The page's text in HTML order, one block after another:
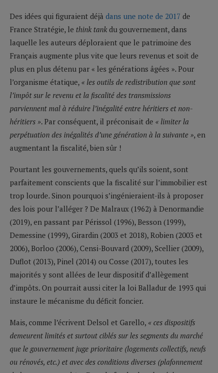
Des idées qui figuraient déjà dans une note de 2017 de
France Stratégie, le think tank du gouvernement, dans
laquelle les auteurs déploraient que le patrimoine des
Français augmente plus vite que leurs revenus et soit de
plus en plus détenu par « les générations âgées ». Pour
l’organisme étatique, « les outils de redistribution que sont
l’impôt sur le revenu et la fiscalité des transmissions
parviennent mal à réduire l’inégalité entre héritiers et non-
héritiers ». Par conséquent, il préconisait de « limiter la
perpétuation des inégalités d’une génération à la suivante », en
augmentant la fiscalité, bien sûr !
Pourtant les gouvernements, quels qu’ils soient, sont
parfaitement conscients que la fiscalité sur l’immobilier est
trop lourde. Sinon pourquoi s’ingénieraient-ils à proposer
des lois pour l’alléger ? De Malraux (1962) à Denormandie
(2019), en passant par Périssol (1996), Besson (1999),
Demessine (1999), Girardin (2003 et 2018), Robien (2003 et
2006), Borloo (2006), Censi-Bouvard (2009), Scellier (2009),
Duflot (2013), Pinel (2014) ou Cosse (2017), toutes les
majorités y sont allées de leur dispositif d’allègement
d’impôts. On pourrait aussi citer la loi Balladur de 1993 qui
instaure le mécanisme du déficit foncier.
Mais, comme l’écrivent Delsol et Garello, « ces dispositifs
demeurent limités et surtout ciblés sur les segments du marché
que le gouvernement juge prioritaire (logements collectifs, neufs
ou rénovés, etc.) et avec des conditions diverses (plafonnement